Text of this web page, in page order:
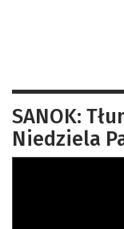
SANOK:
Niedziela